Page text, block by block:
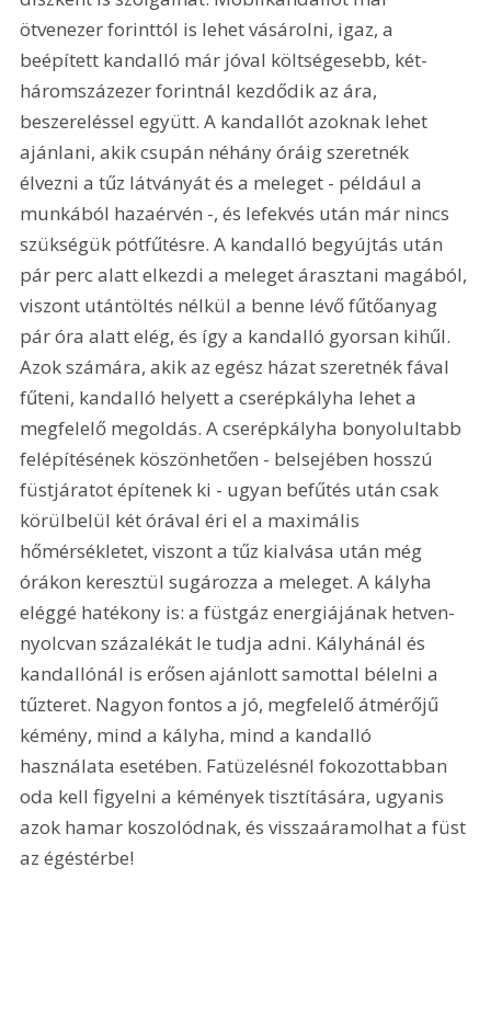
ötvenezer forinttól is lehet vásárolni, igaz, a
beépített kandalló már jóval költségesebb, két-
háromszázezer forintnál kezdődik az ára,
beszereléssel együtt. A kandallót azoknak lehet
ajánlani, akik csupán néhány óráig szeretnék
élvezni a tűz látványát és a meleget - például a
munkából hazaérvén -, és lefekvés után már nincs
szükségük pótfűtésre. A kandalló begyújtás után
pár perc alatt elkezdi a meleget árasztani magából,
viszont utántöltés nélkül a benne lévő fűtőanyag
pár óra alatt elég, és így a kandalló gyorsan kihűl.
Azok számára, akik az egész házat szeretnék fával
fűteni, kandalló helyett a cserépkályha lehet a
megfelelő megoldás. A cserépkályha bonyolultabb
felépítésének köszönhetően - belsejében hosszú
füstjáratot építenek ki - ugyan befűtés után csak
körülbelül két órával éri el a maximális
hőmérsékletet, viszont a tűz kialvása után még
órákon keresztül sugározza a meleget. A kályha
eléggé hatékony is: a füstgáz energiájának hetven-
nyolcvan százalékát le tudja adni. Kályhánál és
kandallónál is erősen ajánlott samottal bélelni a
tűzteret. Nagyon fontos a jó, megfelelő átmérőjű
kémény, mind a kályha, mind a kandalló
használata esetében. Fatüzelésnél fokozottabban
oda kell figyelni a kémények tisztítására, ugyanis
azok hamar koszolódnak, és visszaáramolhat a füst
az égéstérbe!